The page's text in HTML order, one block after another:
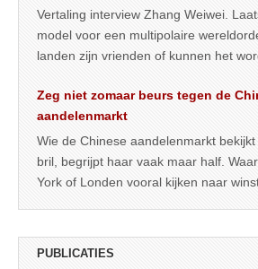
Vertaling interview Zhang Weiwei.
model voor een multipolaire
landen zijn vrienden of kunnen het
Zeg niet zomaar beurs tegen de
aandelenmarkt
Wie de Chinese aandelenmarkt
bril, begrijpt haar vaak maar half.
York of Londen vooral kijken naar
PUBLICATIES